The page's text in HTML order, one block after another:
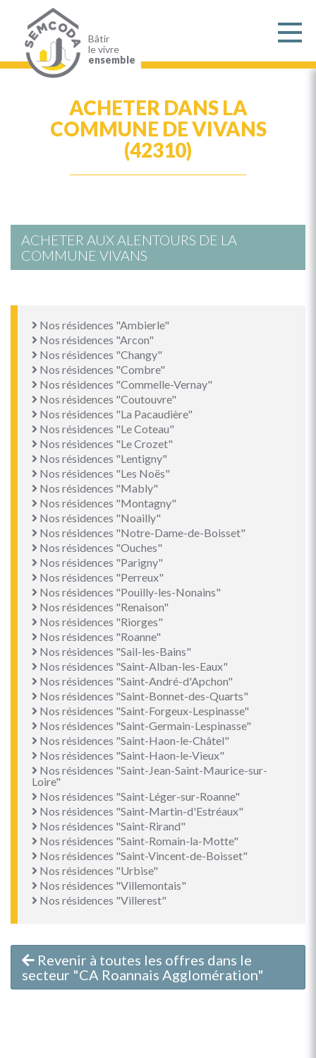
contenu
principal
Bâtir
le vivre
ensemble
ACHETER DANS LA
COMMUNE DE VIVANS
(42310)
ACHETER AUX ALENTOURS DE LA
COMMUNE VIVANS
Nos résidences "Ambierle"
Nos résidences "Arcon"
Nos résidences "Changy"
Nos résidences "Combre"
Nos résidences "Commelle-Vernay"
Nos résidences "Coutouvre"
Nos résidences "La Pacaudière"
Nos résidences "Le Coteau"
Nos résidences "Le Crozet"
Nos résidences "Lentigny"
Nos résidences "Les Noës"
Nos résidences "Mably"
Nos résidences "Montagny"
Nos résidences "Noailly"
Nos résidences "Notre-Dame-de-Boisset"
Nos résidences "Ouches"
Nos résidences "Parigny"
Nos résidences "Perreux"
Nos résidences "Pouilly-les-Nonains"
Nos résidences "Renaison"
Nos résidences "Riorges"
Nos résidences "Roanne"
Nos résidences "Sail-les-Bains"
Nos résidences "Saint-Alban-les-Eaux"
Nos résidences "Saint-André-d'Apchon"
Nos résidences "Saint-Bonnet-des-Quarts"
Nos résidences "Saint-Forgeux-Lespinasse"
Nos résidences "Saint-Germain-Lespinasse"
Nos résidences "Saint-Haon-le-Châtel"
Nos résidences "Saint-Haon-le-Vieux"
Nos résidences "Saint-Jean-Saint-Maurice-sur-
Loire"
Nos résidences "Saint-Léger-sur-Roanne"
Nos résidences "Saint-Martin-d'Estréaux"
Nos résidences "Saint-Rirand"
Nos résidences "Saint-Romain-la-Motte"
Nos résidences "Saint-Vincent-de-Boisset"
Nos résidences "Urbise"
Nos résidences "Villemontais"
Nos résidences "Villerest"
Revenir à toutes les offres dans le
secteur "CA Roannais Agglomération"